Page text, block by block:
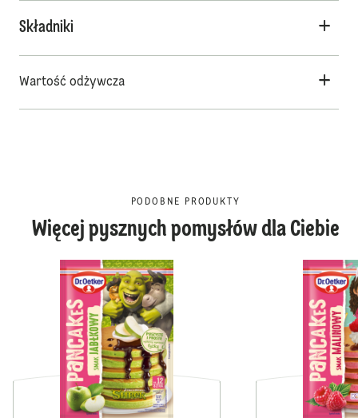
Składniki
Wartość odżywcza
PODOBNE PRODUKTY
Więcej pysznych pomysłów dla Ciebie